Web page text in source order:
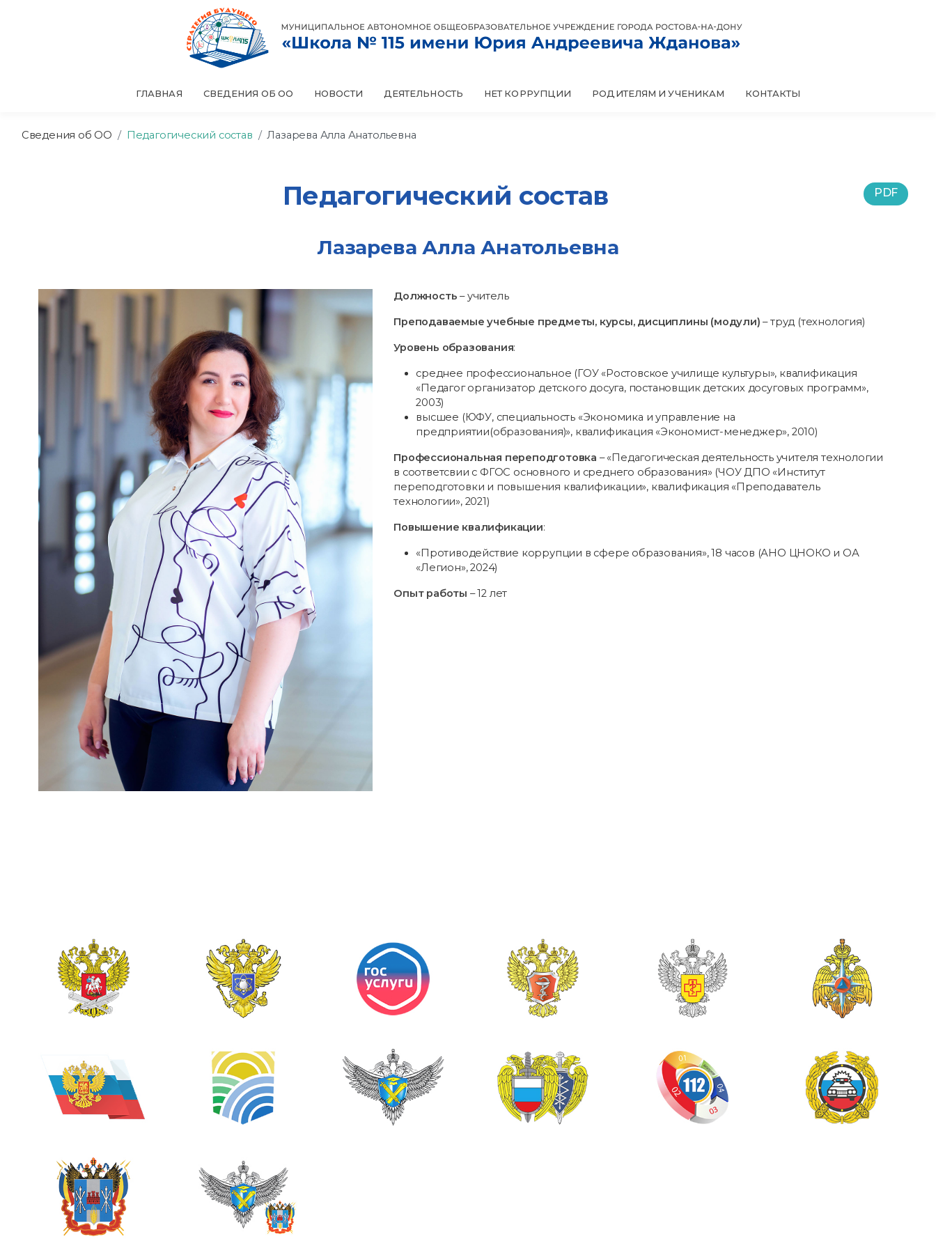
ГЛАВНАЯ СВЕДЕНИЯ ОБ ОО НОВОСТИ ДЕЯТЕЛЬНОСТЬ НЕТ КОРРУПЦИИ РОДИТЕЛЯМ И УЧЕНИКАМ КОНТАКТЫ
Сведения об ОО Педагогический состав Лазарева Алла Анатольевна
PDF
Педагогический состав
Лазарева Алла Анатольевна
Должность – учитель
Преподаваемые учебные предметы, курсы, дисциплины (модули) – труд (технология)
Уровень образования:
среднее профессиональное (ГОУ «Ростовское училище культуры», квалификация
«Педагог организатор детского досуга, постановщик детских досуговых программ»,
2003)
высшее (ЮФУ, специальность «Экономика и управление на
предприятии(образования)», квалификация «Экономист-менеджер», 2010)
Профессиональная переподготовка – «Педагогическая деятельность учителя технологии
в соответсвии с ФГОС основного и среднего образования» (ЧОУ ДПО «Институт
переподготовки и повышения квалификации», квалификация «Преподаватель
технологии», 2021)
Повышение квалификации:
«Противодействие коррупции в сфере образования», 18 часов (АНО ЦНОКО и ОА
«Легион», 2024)
Опыт работы – 12 лет